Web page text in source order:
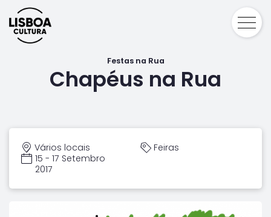
Festas na Rua
Chapéus na Rua
Vários locais
Feiras
15 - 17 Setembro
2017